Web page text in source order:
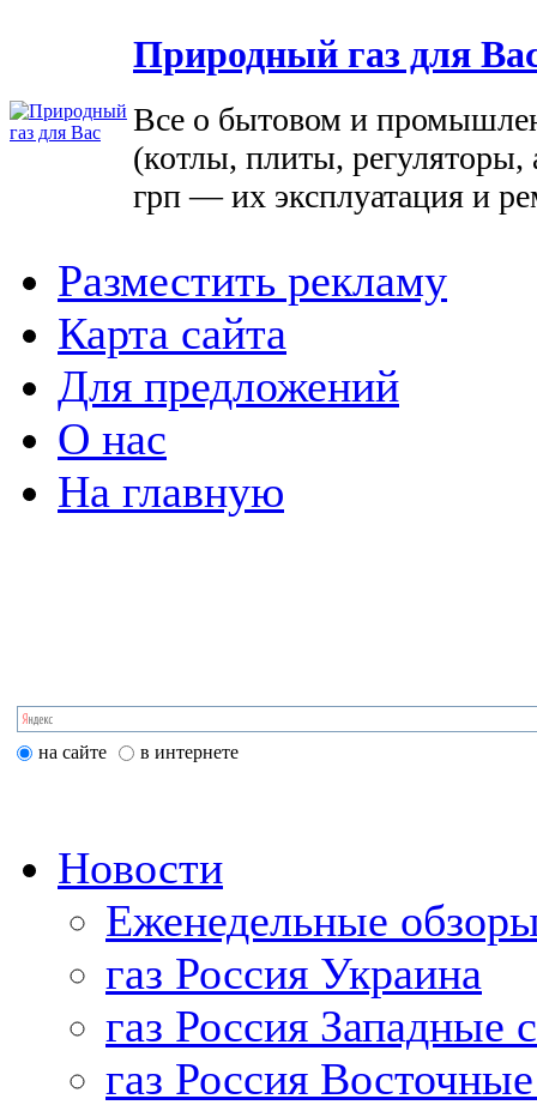
Природный газ для
Все о бытовом и
(котлы, плиты, регуляторы,
грп — их эксплуатация и
Разместить рекламу
Карта сайта
Для предложений
О нас
На главную
на сайте в интернете
Новости
Еженедельные
газ Россия Украина
газ Россия Западные
газ Россия